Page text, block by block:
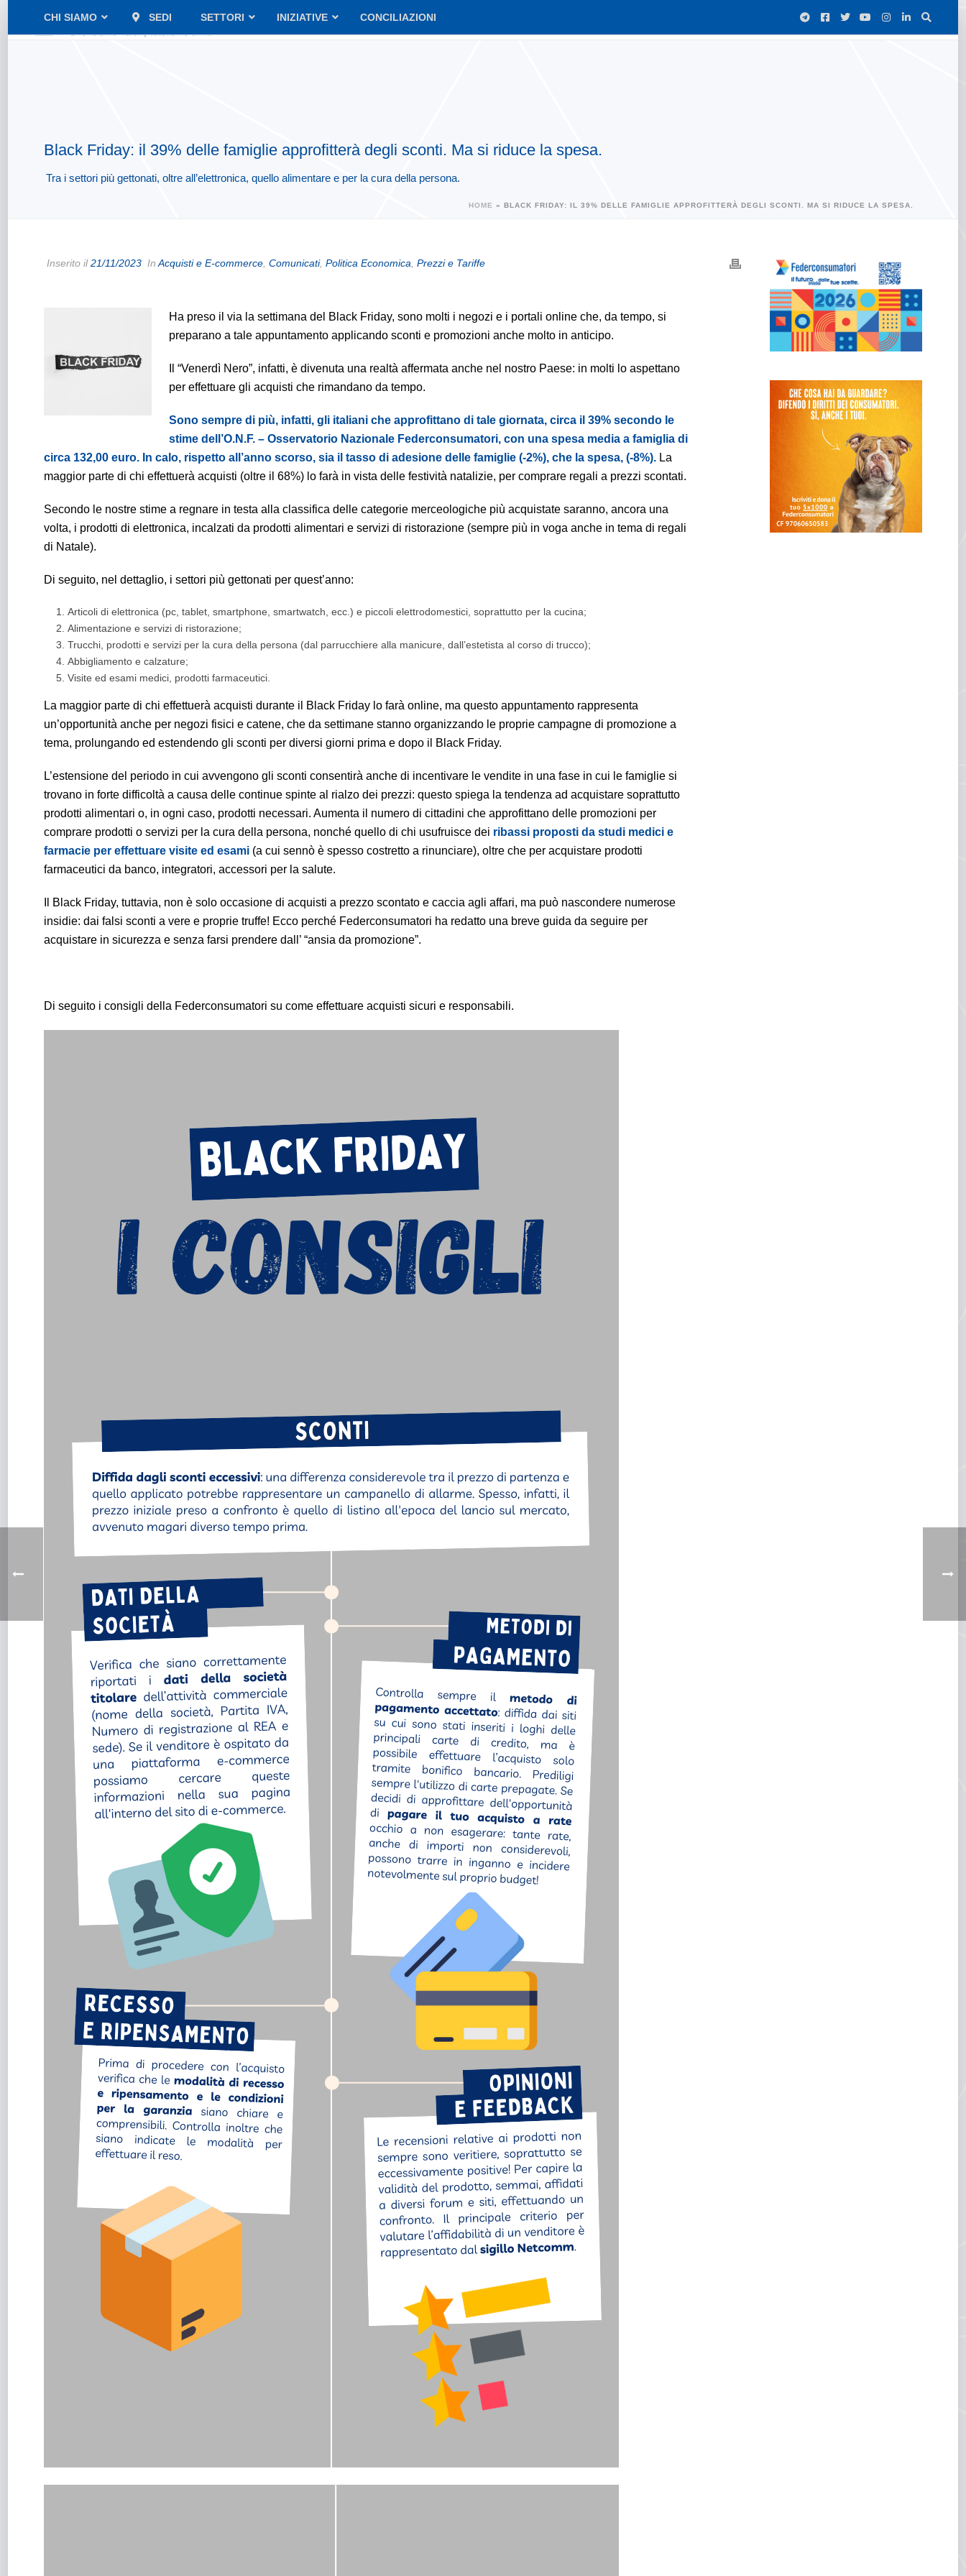
CHI SIAMO SEDI SETTORI INIZIATIVE CONCILIAZIONI
Black Friday: il 39% delle famiglie approfitterà degli sconti. Ma si riduce la spesa.
Tra i settori più gettonati, oltre all’elettronica, quello alimentare e per la cura della persona.
HOME » BLACK FRIDAY: IL 39% DELLE FAMIGLIE APPROFITTERÀ DEGLI SCONTI. MA SI RIDUCE LA SPESA.
Inserito il21/11/2023 In Acquisti e E-commerce Comunicati, Politica Economica Prezzi e Tariffe
Ha preso il via la settimana del Black Friday, sono molti i negozi e i portali online che, da tempo, si
preparano a tale appuntamento applicando sconti e promozioni anche molto in anticipo.
Il “Venerdì Nero”, infatti, è divenuta una realtà affermata anche nel nostro Paese: in molti lo aspettano
per effettuare gli acquisti che rimandano da tempo.
Sono sempre di più, infatti, gli italiani che approfittano di tale giornata, circa il 39% secondo le
stime dell’O.N.F. – Osservatorio Nazionale Federconsumatori, con una spesa media a famiglia di
circa 132,00 euro. In calo, rispetto all’anno scorso, sia il tasso di adesione delle famiglie (-2%), che la spesa, (-8%). La
maggior parte di chi effettuerà acquisti (oltre il 68%) lo farà in vista delle festività natalizie, per comprare regali a prezzi scontati.
Secondo le nostre stime a regnare in testa alla classifica delle categorie merceologiche più acquistate saranno, ancora una
volta, i prodotti di elettronica, incalzati da prodotti alimentari e servizi di ristorazione (sempre più in voga anche in tema di regali
di Natale).
Di seguito, nel dettaglio, i settori più gettonati per quest’anno:
Articoli di elettronica (pc, tablet, smartphone, smartwatch, ecc.) e piccoli elettrodomestici, soprattutto per la cucina;
Alimentazione e servizi di ristorazione;
Trucchi, prodotti e servizi per la cura della persona (dal parrucchiere alla manicure, dall’estetista al corso di trucco);
Abbigliamento e calzature;
Visite ed esami medici, prodotti farmaceutici.
La maggior parte di chi effettuerà acquisti durante il Black Friday lo farà online, ma questo appuntamento rappresenta
un’opportunità anche per negozi fisici e catene, che da settimane stanno organizzando le proprie campagne di promozione a
tema, prolungando ed estendendo gli sconti per diversi giorni prima e dopo il Black Friday.
L’estensione del periodo in cui avvengono gli sconti consentirà anche di incentivare le vendite in una fase in cui le famiglie si
trovano in forte difficoltà a causa delle continue spinte al rialzo dei prezzi: questo spiega la tendenza ad acquistare soprattutto
prodotti alimentari o, in ogni caso, prodotti necessari. Aumenta il numero di cittadini che approfittano delle promozioni per
comprare prodotti o servizi per la cura della persona, nonché quello di chi usufruisce dei ribassi proposti da studi medici e
farmacie per effettuare visite ed esami (a cui sennò è spesso costretto a rinunciare), oltre che per acquistare prodotti
farmaceutici da banco, integratori, accessori per la salute.
Il Black Friday, tuttavia, non è solo occasione di acquisti a prezzo scontato e caccia agli affari, ma può nascondere numerose
insidie: dai falsi sconti a vere e proprie truffe! Ecco perché Federconsumatori ha redatto una breve guida da seguire per
acquistare in sicurezza e senza farsi prendere dall’ “ansia da promozione”.
Di seguito i consigli della Federconsumatori su come effettuare acquisti sicuri e responsabili.